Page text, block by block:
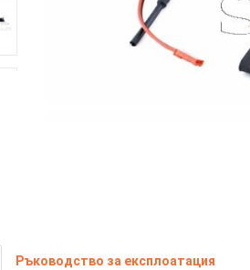
4к IP камера за вграждане с
Ръководство за експлоатация